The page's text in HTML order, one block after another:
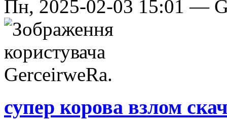
Пн, 2025-02-03 15:01 —
супер корова взлом